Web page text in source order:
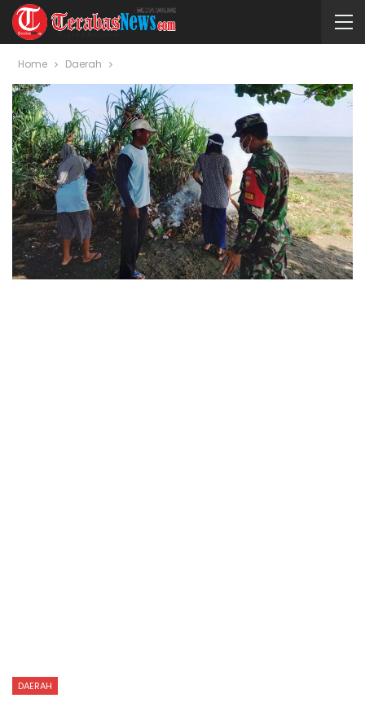
Home Daerah
DAERAH